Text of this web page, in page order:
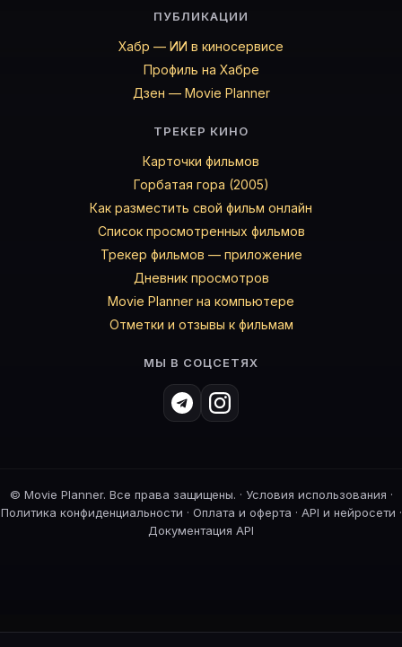
ПУБЛИКАЦИИ
Хабр — ИИ в киносервисе
Профиль на Хабре
Дзен — Movie Planner
ТРЕКЕР КИНО
Карточки фильмов
Горбатая гора (2005)
Как разместить свой фильм онлайн
Список просмотренных фильмов
Трекер фильмов — приложение
Дневник просмотров
Movie Planner на компьютере
Отметки и отзывы к фильмам
МЫ В СОЦСЕТЯХ
© Movie Planner. Все права защищены. · Условия использования ·
Политика конфиденциальности · Оплата и оферта · API и нейросети ·
Документация API